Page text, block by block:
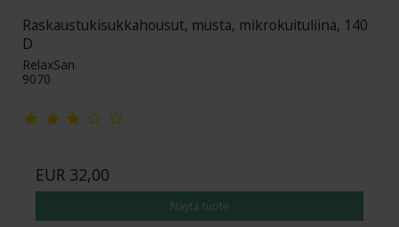
Raskaustukisukkahousut, musta, mikrokuituliina, 140
D
RelaxSan
9070
EUR 32,00
Näytä tuote